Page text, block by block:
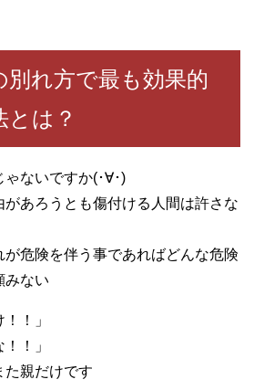
別れ方で最も効果的
とは？
ゃないですか(･∀･)
があろうとも傷付ける人間は許さな
危険を伴う事であればどんな危険
みない
！」
！」
た親だけです